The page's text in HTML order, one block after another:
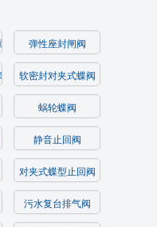
弹性座封闸阀
软密封对夹式蝶阀
蜗轮蝶阀
静音止回阀
对夹式蝶型止回阀
污水复台排气阀